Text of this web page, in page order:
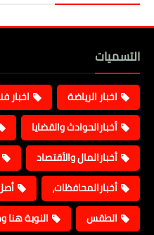
التسميات
اخبار الرياضة اخبار
أخبارالحوادث والقضايا
أخبارالمال والأقتصاد
أخبارالمحافظات،
الطقس
النوبة هنا